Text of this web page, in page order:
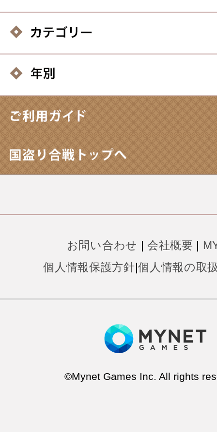
お問い合わせ | 会社概要 |
個人情報保護方針|個人情報の取
©Mynet Games Inc. All rights